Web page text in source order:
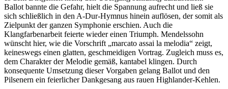
Ballot bannte die Gefahr, hielt die Spannung aufrecht und ließ sie
sich schließlich in den A-Dur-Hymnus hinein auflösen, der somit als
Zielpunkt der ganzen Symphonie erschien. Auch die
Klangfarbenarbeit feierte wieder einen Triumph. Mendelssohn
wünscht hier, wie die Vorschrift „marcato assai la melodia“ zeigt,
keineswegs einen glatten, geschmeidigen Vortrag. Zugleich muss es,
dem Charakter der Melodie gemäß, kantabel klingen. Durch
konsequente Umsetzung dieser Vorgaben gelang Ballot und den
Pilsenern ein feierlicher Dankgesang aus rauen Highlander-Kehlen.